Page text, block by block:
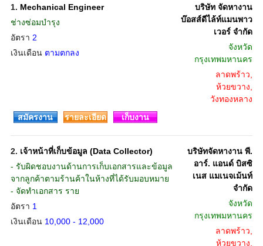
1. Mechanical Engineer
ช่างซ่อมบำรุง
อัตรา 2
เงินเดือน ตามตกลง
บริษัท จัดหางาน
บ๊อสส์ดีไล้ท์แมนพาว
เวอร์ จำกัด
จังหวัด
กรุงเทพมหานคร
ลาดพร้าว,
ห้วยขวาง,
วังทองหลาง
สมัครงาน
รายละเอียด เก็บงาน
2. เจ้าหน้าที่เก็บข้อมูล (Data Collector)
- รับผิดชอบงานด้านการเก็บเอกสารและข้อมูล
จากลูกค้าตามร้านค้าในห้างที่ได้รับมอบหมาย
- จัดทำเอกสาร ราย
อัตรา 1
เงินเดือน 10,000 - 12,000
บริษัทจัดหางาน พี.
อาร์. แอนด์ บิสซิ
เนส แมเนจเม้นท์
จำกัด
จังหวัด
กรุงเทพมหานคร
ลาดพร้าว,
ห้วยขวาง,